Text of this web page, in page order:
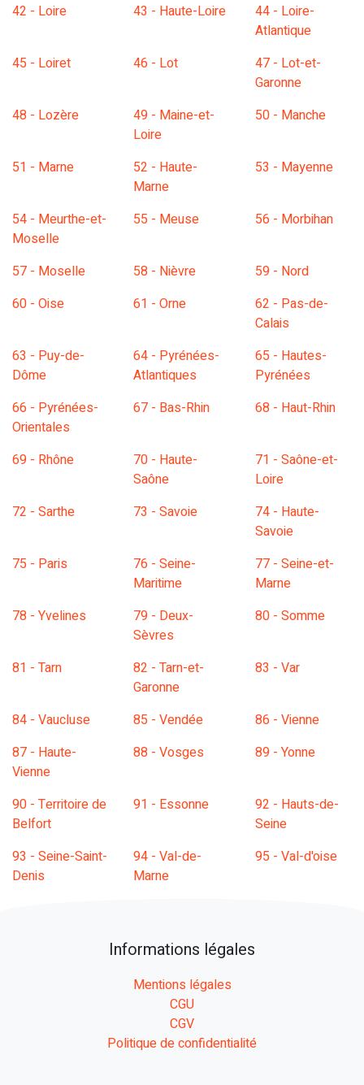
42 - Loire
43 - Haute-Loire
44 - Loire-
Atlantique
45 - Loiret
46 - Lot
47 - Lot-et-
Garonne
48 - Lozère
49 - Maine-et-
Loire
50 - Manche
51 - Marne
52 - Haute-
Marne
53 - Mayenne
54 - Meurthe-et-
Moselle
55 - Meuse 56 - Morbihan
57 - Moselle 58 - Nièvre
59 - Nord
60 - Oise
61 - Orne
62 - Pas-de-
Calais
63 - Puy-de-
Dôme
64 - Pyrénées-
Atlantiques
65 - Hautes-
Pyrénées
66 - Pyrénées-
Orientales
67 - Bas-Rhin 68 - Haut-Rhin
69 - Rhône
70 - Haute-
Saône
71 - Saône-et-
Loire
72 - Sarthe
73 - Savoie
74 - Haute-
Savoie
75 - Paris
76 - Seine-
Maritime
77 - Seine-et-
Marne
78 - Yvelines
79 - Deux-
Sèvres
80 - Somme
81 - Tarn
82 - Tarn-et-
Garonne
83 - Var
84 - Vaucluse 85 - Vendée
86 - Vienne
87 - Haute-
Vienne
88 - Vosges 89 - Yonne
90 - Territoire de
Belfort
91 - Essonne
92 - Hauts-de-
Seine
93 - Seine-Saint-
Denis
94 - Val-de-
Marne
95 - Val-d'oise
Informations légales
Mentions légales
CGU
CGV
Politique de confidentialité